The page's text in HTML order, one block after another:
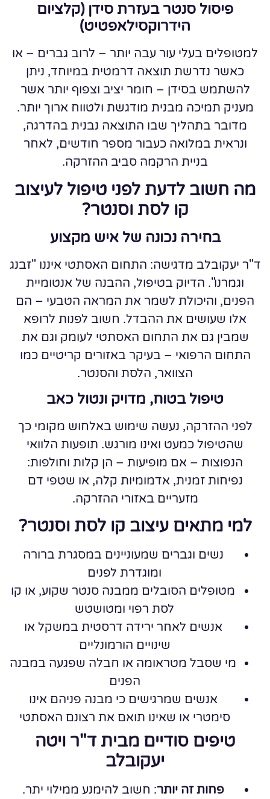
פיסול סנטר בעזרת סידן (קלציום
הידרוקסילאפטיט)
למטופלים בעלי עור עבה יותר – לרוב גברים – או
כאשר נדרשת תוצאה דרמטית במיוחד, ניתן
להשתמש בסידן – חומר יציב וצפוף יותר אשר
מעניק תמיכה מבנית מודגשת ולטווח ארוך יותר.
מדובר בתהליך שבו התוצאה נבנית בהדרגה,
ונראית במלואה כעבור מספר חודשים, לאחר
בניית הרקמה סביב ההזרקה.
מה חשוב לדעת לפני טיפול לעיצוב
קו לסת וסנטר?
בחירה נכונה של איש מקצוע
ד"ר יעקובלב מדגישה: התחום האסתטי איננו "זבנג
וגמרנו". הדיוק בטיפול, ההבנה של אנטומיית
הפנים, והיכולת לשמר את המראה הטבעי – הם
אלו שעושים את ההבדל. חשוב לפנות לרופא
שמבין גם את התחום האסתטי לעומק וגם את
התחום הרפואי – בעיקר באזורים קריטיים כמו
הצוואר, הלסת והסנטר.
טיפול בטוח, מדויק ונטול כאב
לפני ההזרקה, נעשה שימוש באלחוש מקומי כך
שהטיפול כמעט ואינו מורגש. תופעות הלוואי
הנפוצות – אם מופיעות – הן קלות וחולפות:
נפיחות זמנית, אדמומיות קלה, או שטפי דם
מזעריים באזורי ההזרקה.
למי מתאים עיצוב קו לסת וסנטר?
נשים וגברים שמעוניינים במסגרת ברורה
ומוגדרת לפנים
מטופלים הסובלים ממבנה סנטר שקוע, או קו
לסת רפוי ומטושטש
אנשים לאחר ירידה דרסטית במשקל או
שינויים הורמונליים
מי שסבל מטראומה או חבלה שפגעה במבנה
הפנים
אנשים שמרגישים כי מבנה פניהם אינו
סימטרי או שאינו תואם את רצונם האסתטי
טיפים סודיים מבית ד"ר ויטה
יעקובלב
פחות זה יותר: חשוב להימנע ממילוי יתר.